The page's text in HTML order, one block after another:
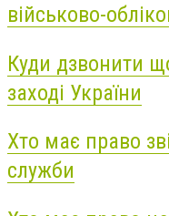
військово-
Куди дзвонити
заході України
Хто має право
служби